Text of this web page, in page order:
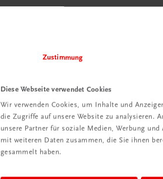
Zustimmung
Diese Webseite verwendet Cookies
Wir verwenden Cookies, um Inhalte und
die Zugriffe auf unsere Website zu analysieren.
unsere Partner für soziale Medien, Werbung
mit weiteren Daten zusammen, die Sie ihnen
gesammelt haben.